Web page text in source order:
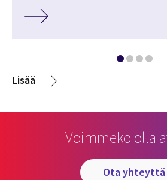
Lisää
Voimmeko olla
ota yhteyttä